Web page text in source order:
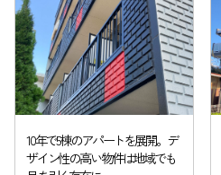
10年で5棟のアパートを展開。デ
ザイン性の高い物件は地域でも